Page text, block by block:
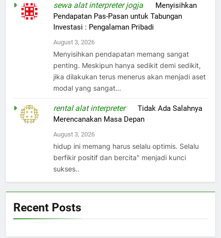
sewa alat interpreter jogja
Menyisihkan
Pendapatan Pas-Pasan untuk Tabungan
Investasi : Pengalaman Pribadi
August 3, 2026
Menyisihkan pendapatan memang sangat
penting. Meskipun hanya sedikit demi sedikit,
jika dilakukan terus menerus akan menjadi aset
modal yang sangat…
rental alat interpreteronTidak Ada Salahnya
Merencanakan Masa Depan
August 3, 2026
hidup ini memang harus selalu optimis. Selalu
berfikir positif dan bercita" menjadi kunci
sukses..
Recent Posts